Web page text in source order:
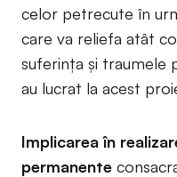
celor petrecute în
care va reliefa atât
suferința și traumele
au lucrat la acest
Implicarea în
permanente